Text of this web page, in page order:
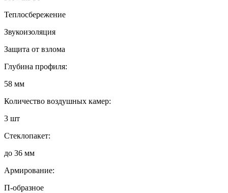
Теплосбережение
Звукоизоляция
Защита от взлома
Глубина профиля:
58 мм
Количество воздушных камер:
3 шт
Стеклопакет:
до 36 мм
Армирование:
П-образное